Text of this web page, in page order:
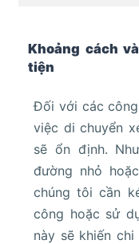
Khoảng cách
tiện
Đối với các
việc di chuyển
sẽ ổn định.
đường nhỏ
chúng tôi cần
công hoặc sử
này sẽ khiến